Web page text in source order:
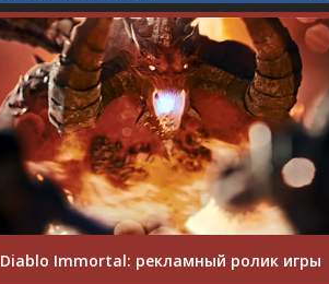
Diablo Immortal: рекламный ролик игры